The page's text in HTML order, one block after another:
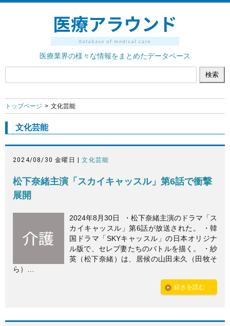
医療業界の様々な情報をまとめたデータベース
トップページ 文化芸能
文化芸能
2024/08/30 金曜日 |文化芸能
松下奈緒主演「スカイキャッスル」第6話で衝撃
展開
2024年8月30日 ・松下奈緒主演のドラマ「ス
カイキャッスル」第6話が放送された。 ・韓
国ドラマ「SKYキャッスル」の日本オリジナ
ル版で、セレブ妻たちのバトルを描く。 ・紗
英（松下奈緒）は、居候の山田未久（田牧そ
ら）…
続きを読む